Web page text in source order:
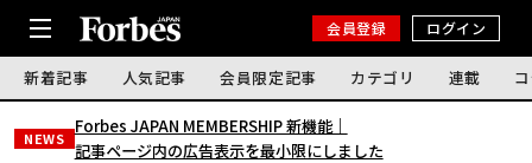
会員登録 ログイン
新着記事 人気記事 会員限定記事 カテゴリ 連載
NEWS
Forbes JAPAN MEMBERSHIP 新機能｜
記事ページ内の広告表示を最小限にしました